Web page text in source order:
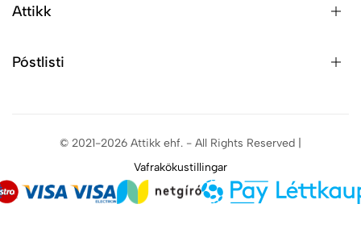
Attikk
Póstlisti
© 2021-2026 Attikk ehf. - All Rights Reserved |
Vafrakökustillingar